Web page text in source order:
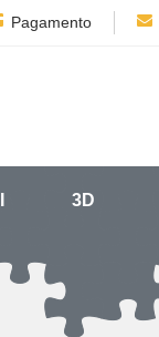
Pagamento
3D